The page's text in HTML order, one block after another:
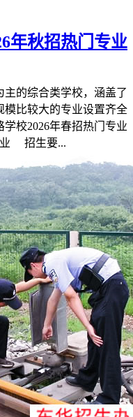
年秋招热门专业
的综合类学校，涵盖了
模比较大的专业设置齐全
校2026年春招热门专业
业 招生要...